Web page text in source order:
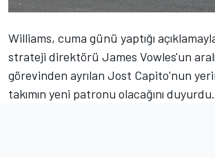
Williams, cuma günü yaptığı
strateji direktörü James Vowles'un
görevinden ayrılan Jost Capito'nun
takımın yeni patronu olacağını duyurdu.